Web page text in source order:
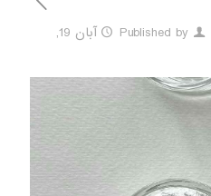
Published by
آبان 19,